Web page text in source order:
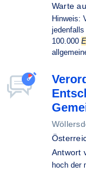
Warte
Hinweis:
100.000
Antwort
hoch der